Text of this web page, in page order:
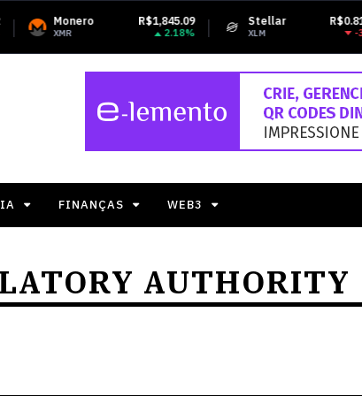
R$1,845.09 Stellar R$0.819435
XLM
FINANÇAS WEB3
AUTHORITY